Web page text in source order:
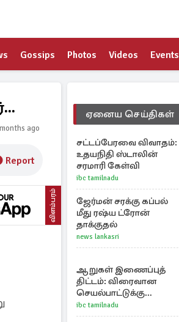
Gossips Photos Videos Events
ago
Report
விளம்பரம்
ஏனைய செய்திகள்
சட்டப்பேரவை விவாதம்:
உதயநிதி ஸ்டாலின்
சரமாரி கேள்வி
ibc tamilnadu
ஜேர்மன் சரக்கு கப்பல்
மீது ரஷ்ய ட்ரோன்
தாக்குதல்
news lankasri
ஆறுகள் இணைப்புத்
திட்டம்: விரைவான
செயல்பாட்டுக்கு
பிரதமருக்கு
முதலமைச்சர் கடிதம்
ibc tamilnadu